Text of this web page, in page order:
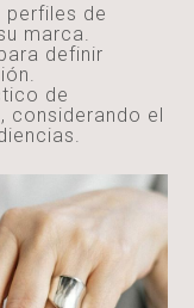
perfiles de
marca.
definir
de
considerando el